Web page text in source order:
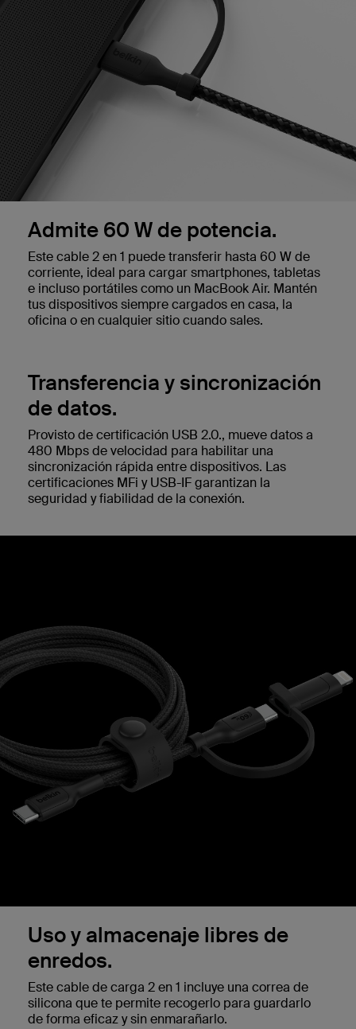
Admite 60 W de potencia.
Este cable 2 en 1 puede transferir hasta 60 W de
corriente, ideal para cargar smartphones, tabletas
e incluso portátiles como un MacBook Air. Mantén
tus dispositivos siempre cargados en casa, la
oficina o en cualquier sitio cuando sales.
Transferencia y sincronización
de datos.
Provisto de certificación USB 2.0., mueve datos a
480 Mbps de velocidad para habilitar una
sincronización rápida entre dispositivos. Las
certificaciones MFi y USB-IF garantizan la
seguridad y fiabilidad de la conexión.
Uso y almacenaje libres de
enredos.
Este cable de carga 2 en 1 incluye una correa de
silicona que te permite recogerlo para guardarlo
de forma eficaz y sin enmarañarlo.